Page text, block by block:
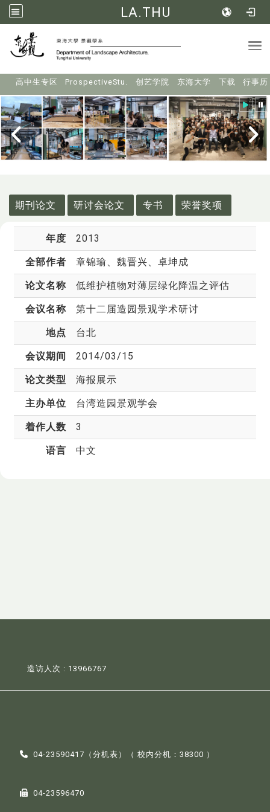
LA.THU
高中生专区 ProspectiveStu. 创艺学院 东海大学 下载 行事历
期刊论文
研讨会论文 专书 荣誉奖项
年度 2013
全部作者 章锦瑜 、魏晋兴、卓坤成
论文名称 低维护植物对薄层绿化降温之评估
会议名称 第十二届造园景观学术研讨
地点 台北
会议期间 2014/03/15
论文类型 海报展示
主办单位 台湾造园景观学会
着作人数 3
语言 中文
造访人次 : 13966767
04-23590417（分机表 ）（ 校内分机：38300 ）
04-23596470